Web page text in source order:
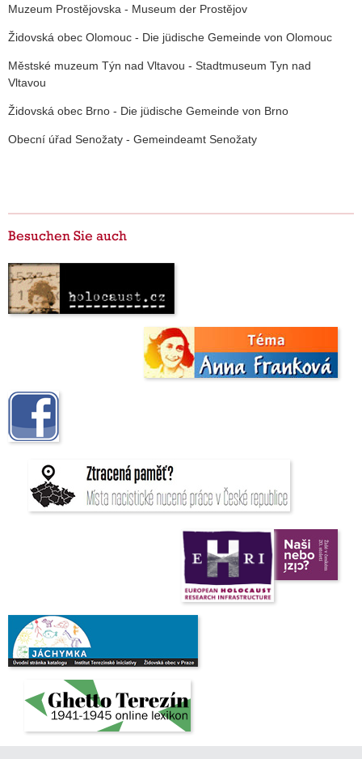
Muzeum Prostějovska - Museum der Prostějov
Židovská obec Olomouc - Die jüdische Gemeinde von Olomouc
Městské muzeum Týn nad Vltavou - Stadtmuseum Tyn nad
Vltavou
Židovská obec Brno - Die jüdische Gemeinde von Brno
Obecní úřad Senožaty - Gemeindeamt Senožaty
Besuchen Sie auch